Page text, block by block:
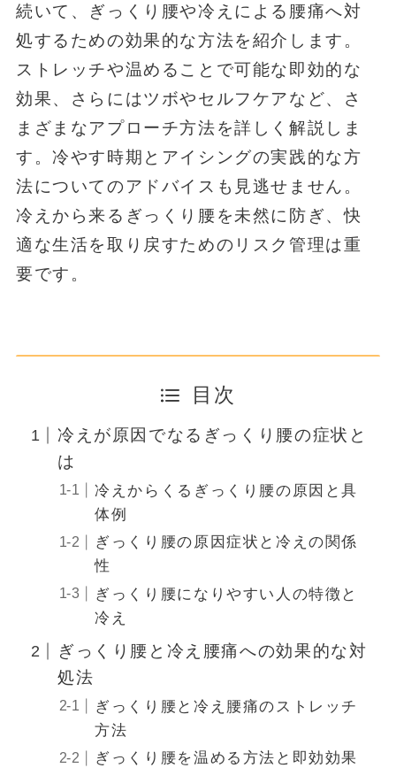
続いて、ぎっくり腰や冷えによる腰痛へ対
処するための効果的な方法を紹介します。
ストレッチや温めることで可能な即効的な
効果、さらにはツボやセルフケアなど、さ
まざまなアプローチ方法を詳しく解説しま
す。冷やす時期とアイシングの実践的な方
法についてのアドバイスも見逃せません。
冷えから来るぎっくり腰を未然に防ぎ、快
適な生活を取り戻すためのリスク管理は重
要です。
目次
冷えが原因でなるぎっくり腰の症状と
は
冷えからくるぎっくり腰の原因と具
体例
ぎっくり腰の原因症状と冷えの関係
性
ぎっくり腰になりやすい人の特徴と
冷え
ぎっくり腰と冷え腰痛への効果的な対
処法
ぎっくり腰と冷え腰痛のストレッチ
方法
ぎっくり腰を温める方法と即効効果